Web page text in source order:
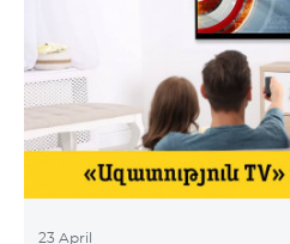
23 April